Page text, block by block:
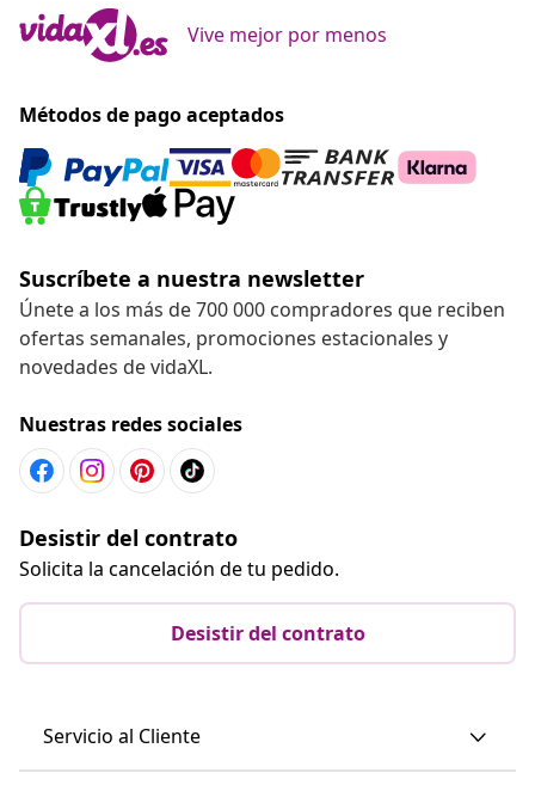
Vive mejor por menos
Métodos de pago aceptados
Suscríbete a nuestra newsletter
Únete a los más de 700 000 compradores que reciben
ofertas semanales, promociones estacionales y
novedades de vidaXL.
Nuestras redes sociales
Desistir del contrato
Solicita la cancelación de tu pedido.
Desistir del contrato
Servicio al Cliente